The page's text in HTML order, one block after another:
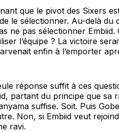
que le pivot des Sixers
le sélectionner. Au-delà
ne pas sélectionner
l’équipe ? La victoire
enfin à l’emporter
réponse suffit à ces
partant du principe que
suffise. Soit. Puis
Non, si Embiid veut
ravi.